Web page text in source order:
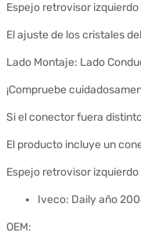
Espejo retrovisor
El ajuste de los cristales
Lado Montaje: Lado
¡Compruebe
Si el conector fuera
El producto incluye un
Espejo retrovisor
Iveco: Daily año
OEM: